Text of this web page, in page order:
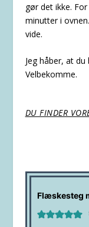
gør det ikke.
minutter i
vide.
Jeg håber, at
Velbekomme.
DU FINDER
Flæskesteg